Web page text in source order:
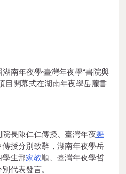
南年夜學·臺灣年夜學“書院與
目開幕式在湖南年夜學岳麓書
長陳仁仁傳授、臺灣年夜舞
授分別致辭，湖南年夜學岳
生邢家教順、臺灣年夜學哲
代表發言。